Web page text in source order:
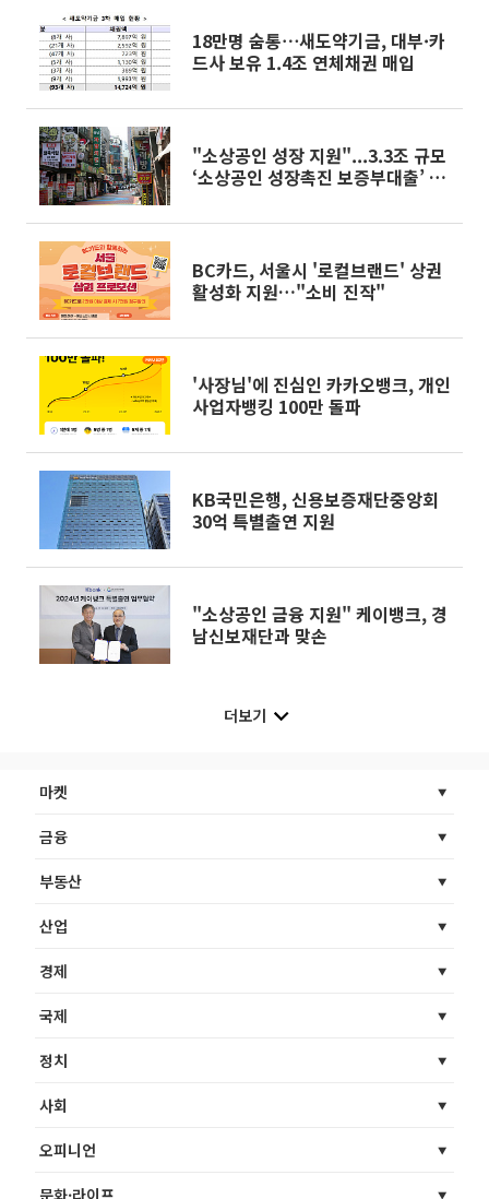
18만명 숨통⋯새도약기금, 대부·카
드사 보유 1.4조 연체채권 매입
"소상공인 성장 지원"...3.3조 규모
‘소상공인 성장촉진 보증부대출’ 출
BC카드, 서울시 '로컬브랜드' 상권
활성화 지원…"소비 진작"
'사장님'에 진심인 카카오뱅크, 개인
사업자뱅킹 100만 돌파
KB국민은행, 신용보증재단중앙회
30억 특별출연 지원
"소상공인 금융 지원" 케이뱅크, 경
남신보재단과 맞손
더보기
마켓
금융
부동산
산업
경제
국제
정치
사회
오피니언
문화·라이프